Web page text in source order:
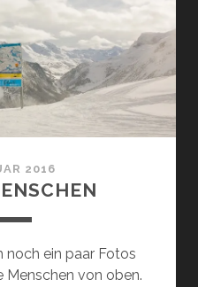
2016
noch ein paar Fotos
Menschen von oben.